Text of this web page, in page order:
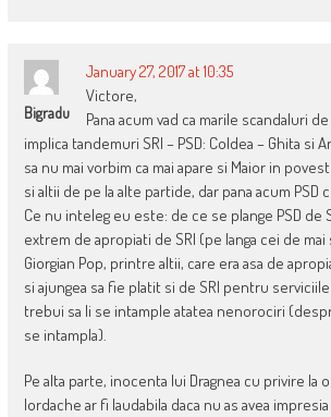
Bigradu
January 27, 2017 at 10:35
Victore,
Pana acum vad ca marile scandaluri
implica tandemuri SRI – PSD: Coldea – Ghita si
sa nu mai vorbim ca mai apare si Maior in
si altii de pe la alte partide, dar pana acum PSD
Ce nu inteleg eu este: de ce se plange PSD de
extrem de apropiati de SRI (pe langa cei de mai
Giorgian Pop, printre altii, care era asa de
si ajungea sa fie platit si de SRI pentru
trebui sa li se intample atatea nenorociri
se intampla).
Pe alta parte, inocenta lui Dragnea cu privire la
Iordache ar fi laudabila daca nu as avea